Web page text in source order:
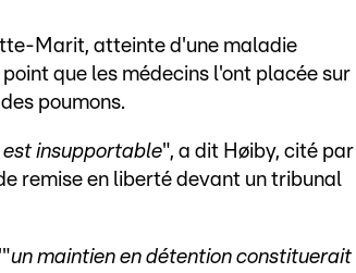
Marit, atteinte d'une maladie
que les médecins l'ont placée sur
poumons.
est insupportable", a dit Høiby, cité par
remise en liberté devant un tribunal
un maintien en détention constituerait